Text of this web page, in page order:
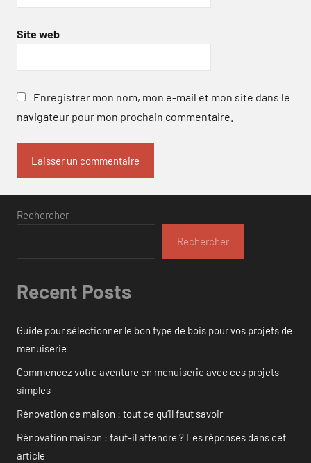
Site web
Enregistrer mon nom, mon e-mail et mon site dans le
navigateur pour mon prochain commentaire.
Rechercher
Rechercher
Recent Posts
Guide pour sélectionner le bon type de bois pour vos projets de
menuiserie
Commencez votre aventure en menuiserie avec ces projets
simples
Rénovation de maison : tout ce qu’il faut savoir
Rénovation maison : faut-il attendre ? Les réponses dans cet
article